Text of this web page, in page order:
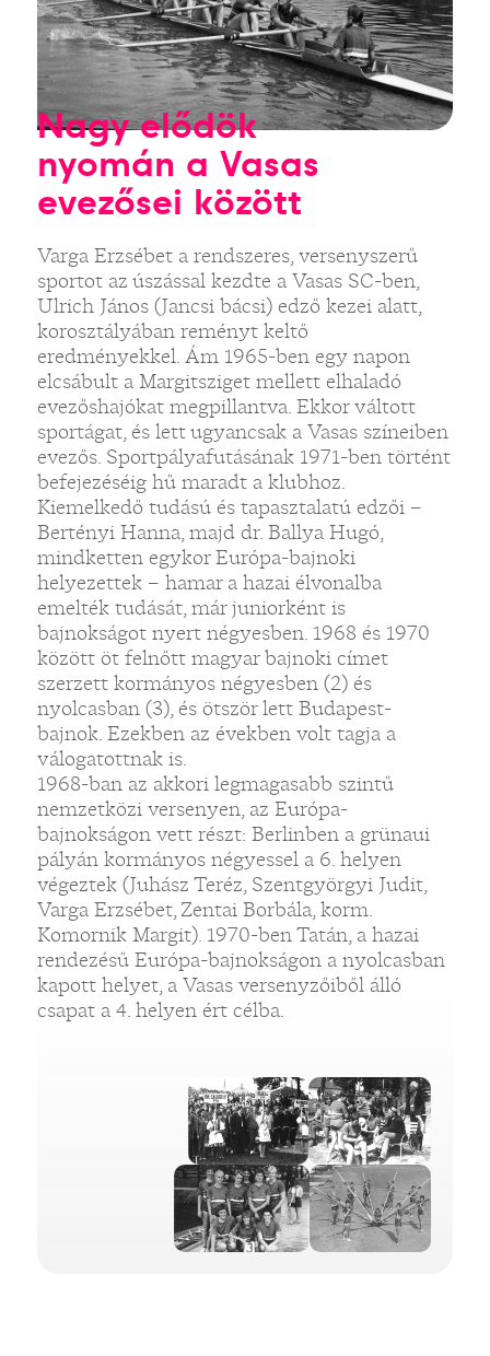
Nagy elődök
nyomán a Vasas
evezősei között
Varga Erzsébet a rendszeres, versenyszerű
sportot az úszással kezdte a Vasas SC-ben,
Ulrich János (Jancsi bácsi) edző kezei alatt,
korosztályában reményt keltő
eredményekkel. Ám 1965-ben egy napon
elcsábult a Margitsziget mellett elhaladó
evezőshajókat megpillantva. Ekkor váltott
sportágat, és lett ugyancsak a Vasas színeiben
evezős. Sportpályafutásának 1971-ben történt
befejezéséig hű maradt a klubhoz.
Kiemelkedő tudású és tapasztalatú edzői –
Bertényi Hanna, majd dr. Ballya Hugó,
mindketten egykor Európa-bajnoki
helyezettek – hamar a hazai élvonalba
emelték tudását, már juniorként is
bajnokságot nyert négyesben. 1968 és 1970
között öt felnőtt magyar bajnoki címet
szerzett kormányos négyesben (2) és
nyolcasban (3), és ötször lett Budapest-
bajnok. Ezekben az években volt tagja a
válogatottnak is.
1968-ban az akkori legmagasabb szintű
nemzetközi versenyen, az Európa-
bajnokságon vett részt: Berlinben a grünaui
pályán kormányos négyessel a 6. helyen
végeztek (Juhász Teréz, Szentgyörgyi Judit,
Varga Erzsébet, Zentai Borbála, korm.
Komornik Margit). 1970-ben Tatán, a hazai
rendezésű Európa-bajnokságon a nyolcasban
kapott helyet, a Vasas versenyzőiből álló
csapat a 4. helyen ért célba.